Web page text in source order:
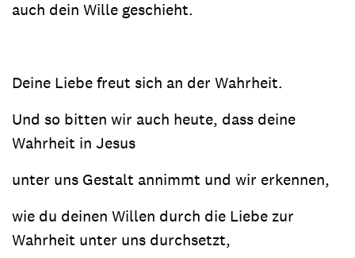
auch dein Wille geschieht.
Deine Liebe freut sich an der Wahrheit.
Und so bitten wir auch heute, dass deine
Wahrheit in Jesus
unter uns Gestalt annimmt und wir erkennen,
wie du deinen Willen durch die Liebe zur
Wahrheit unter uns durchsetzt,